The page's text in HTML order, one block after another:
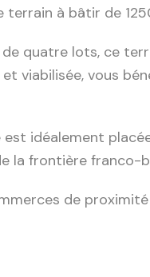
terrain à bâtir de
quatre lots, ce
viabilisée, vous
est idéalement
la frontière franco-
de